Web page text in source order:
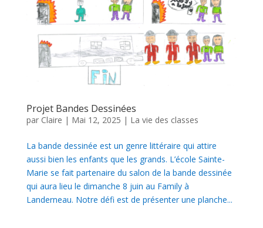
Projet Bandes Dessinées
par Claire | Mai 12, 2025 | La vie des classes
La bande dessinée est un genre littéraire qui attire
aussi bien les enfants que les grands. L’école Sainte-
Marie se fait partenaire du salon de la bande dessinée
qui aura lieu le dimanche 8 juin au Family à
Landerneau. Notre défi est de présenter une planche...